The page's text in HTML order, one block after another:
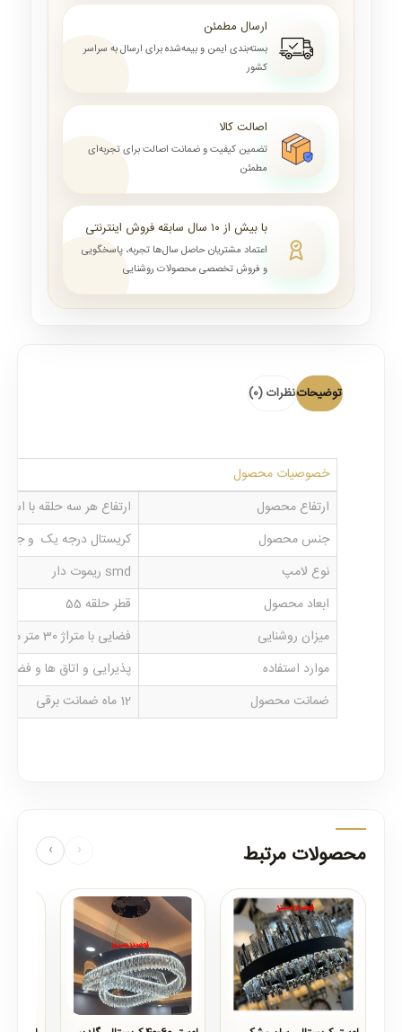
ارسال مطمئن
بسته‌بندی ایمن و بیمه‌شده برای ارسال به سراسر
کشور
اصالت کالا
تضمین کیفیت و ضمانت اصالت برای تجربه‌ای
مطمئن
با بیش از ۱۰ سال سابقه فروش اینترنتی
اعتماد مشتریان حاصل سال‌ها تجربه، پاسخگویی
و فروش تخصصی محصولات روشنایی
توضیحاتنظرات (0)
خصوصیات محصول
ارتفاع محصول
ارتفاع هر سه حلقه با استفاده
جنس محصول
کریستال درجه یک و
نوع لامپ
smd ریموت دار
ابعاد محصول
قطر حلقه 55
میزان روشنایی
فضایی با متراژ 30 متر مربع را روشن می نماید
موارد استفاده
پذیرایی و اتاق ها و
ضمانت محصول
12 ماه ضمانت برقی
محصولات مرتبط ‹
›